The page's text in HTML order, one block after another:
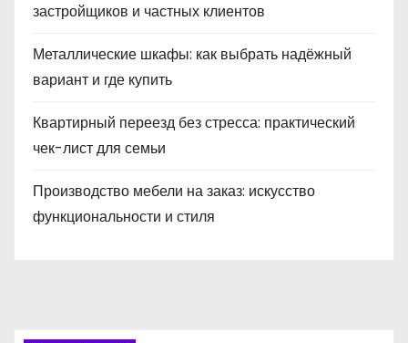
застройщиков и частных клиентов
Металлические шкафы: как выбрать надёжный
вариант и где купить
Квартирный переезд без стресса: практический
чек-лист для семьи
Производство мебели на заказ: искусство
функциональности и стиля